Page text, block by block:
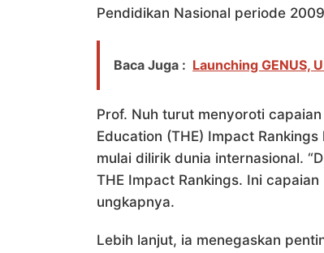
Pendidikan Nasional periode
Baca Juga : Launching GENUS,
Prof. Nuh turut menyoroti
Education (THE) Impact
mulai dilirik dunia internasional.
THE Impact Rankings. Ini
ungkapnya.
Lebih lanjut, ia menegaskan